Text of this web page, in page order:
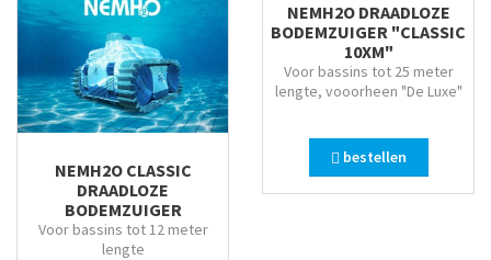
NEMH2O CLASSIC
DRAADLOZE
BODEMZUIGER
Voor bassins tot 12 meter
lengte
NEMH2O DRAADLOZE
BODEMZUIGER "CLASSIC
10XM"
Voor bassins tot 25 meter
lengte, vooorheen "De Luxe"
bestellen